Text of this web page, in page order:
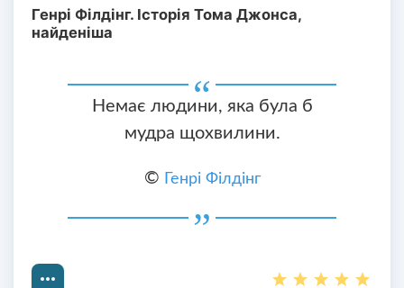
Генрі Філдінг. Історія Тома Джонса,
найденіша
Немає людини, яка була б
мудра щохвилини.
© Генрі Філдінг